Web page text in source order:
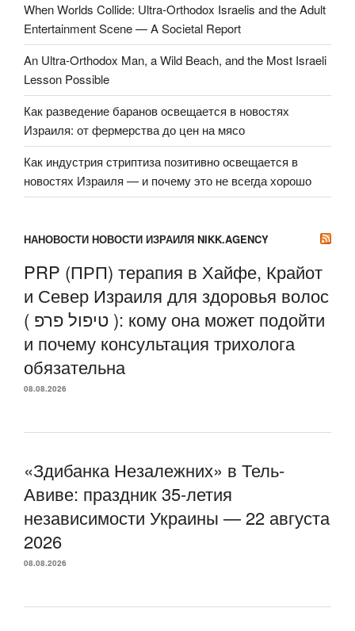
When Worlds Collide: Ultra-Orthodox Israelis and the Adult
Entertainment Scene — A Societal Report
An Ultra-Orthodox Man, a Wild Beach, and the Most Israeli
Lesson Possible
Как разведение баранов освещается в новостях
Израиля: от фермерства до цен на мясо
Как индустрия стриптиза позитивно освещается в
новостях Израиля — и почему это не всегда хорошо
НАНОВОСТИ НОВОСТИ ИЗРАИЛЯ NIKK.AGENCY
PRP (ПРП) терапия в Хайфе, Крайот
и Север Израиля для здоровья волос
( טיפול פרפ ): кому она может подойти
и почему консультация трихолога
обязательна
08.08.2026
«Здибанка Незалежних» в Тель-
Авиве: праздник 35-летия
независимости Украины — 22 августа
2026
08.08.2026